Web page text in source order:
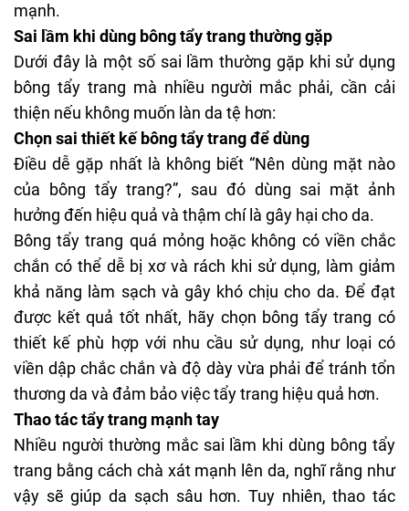
mạnh.
Sai lầm khi dùng bông tẩy trang thường gặp
Dưới đây là một số sai lầm thường gặp khi sử dụng
bông tẩy trang mà nhiều người mắc phải, cần cải
thiện nếu không muốn làn da tệ hơn:
Chọn sai thiết kế bông tẩy trang để dùng
Điều dễ gặp nhất là không biết “Nên dùng mặt nào
của bông tẩy trang?”, sau đó dùng sai mặt ảnh
hưởng đến hiệu quả và thậm chí là gây hại cho da.
Bông tẩy trang quá mỏng hoặc không có viền chắc
chắn có thể dễ bị xơ và rách khi sử dụng, làm giảm
khả năng làm sạch và gây khó chịu cho da. Để đạt
được kết quả tốt nhất, hãy chọn bông tẩy trang có
thiết kế phù hợp với nhu cầu sử dụng, như loại có
viền dập chắc chắn và độ dày vừa phải để tránh tổn
thương da và đảm bảo việc tẩy trang hiệu quả hơn.
Thao tác tẩy trang mạnh tay
Nhiều người thường mắc sai lầm khi dùng bông tẩy
trang bằng cách chà xát mạnh lên da, nghĩ rằng như
vậy sẽ giúp da sạch sâu hơn. Tuy nhiên, thao tác